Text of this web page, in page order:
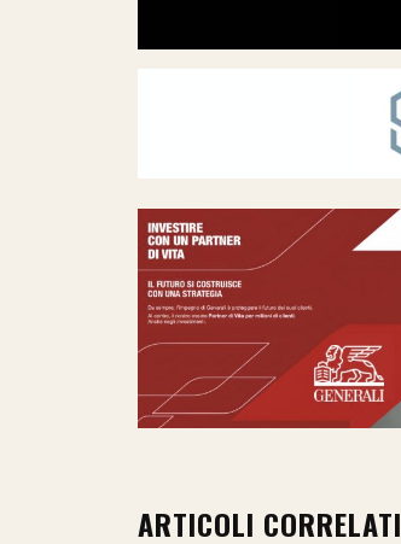
ARTICOLI CORRELATI